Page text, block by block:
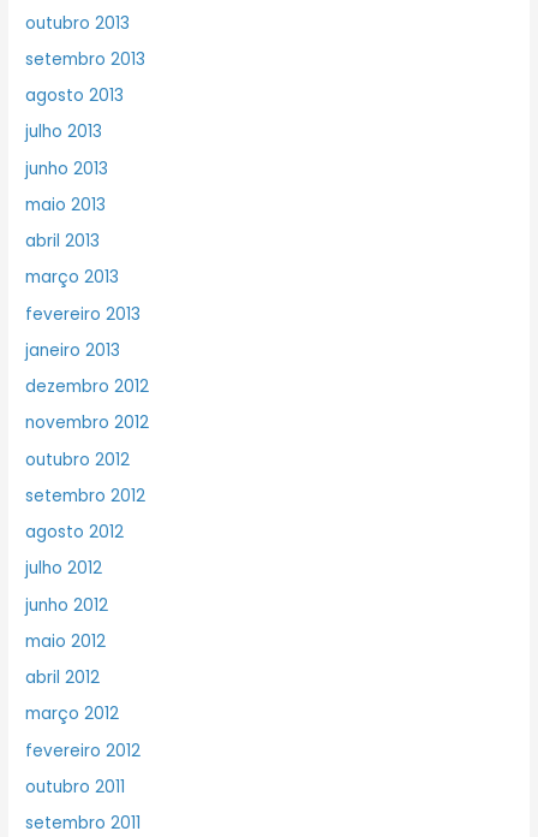
outubro 2013
setembro 2013
agosto 2013
julho 2013
junho 2013
maio 2013
abril 2013
março 2013
fevereiro 2013
janeiro 2013
dezembro 2012
novembro 2012
outubro 2012
setembro 2012
agosto 2012
julho 2012
junho 2012
maio 2012
abril 2012
março 2012
fevereiro 2012
outubro 2011
setembro 2011